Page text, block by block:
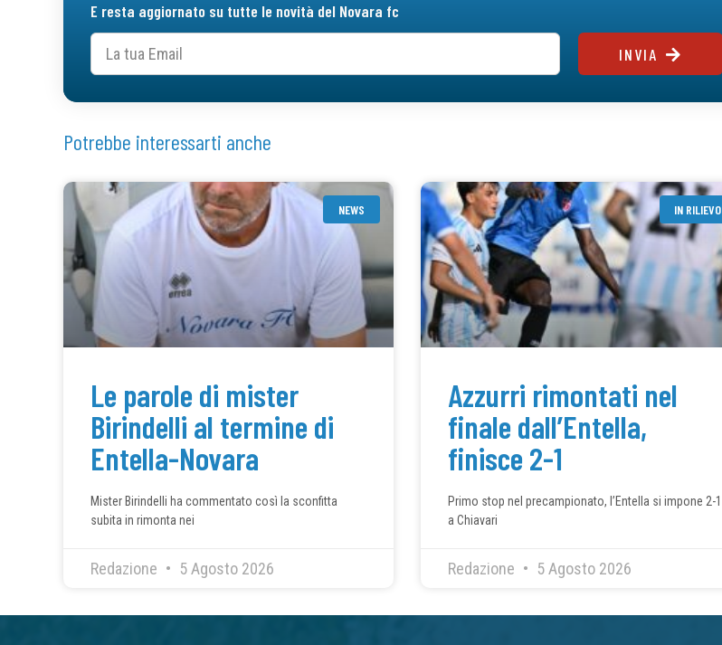
E resta aggiornato su tutte le novità del Novara fc
INVIA
Potrebbe interessarti anche
NEWS
Le parole di mister
Birindelli al termine di
Entella-Novara
Mister Birindelli ha commentato così la sconfitta
subita in rimonta nei
Redazione 5 Agosto 2026
IN RILIEVO
Azzurri rimontati nel
finale dall’Entella,
finisce 2-1
Primo stop nel precampionato, l’Entella si impone 2-1
a Chiavari
Redazione 5 Agosto 2026